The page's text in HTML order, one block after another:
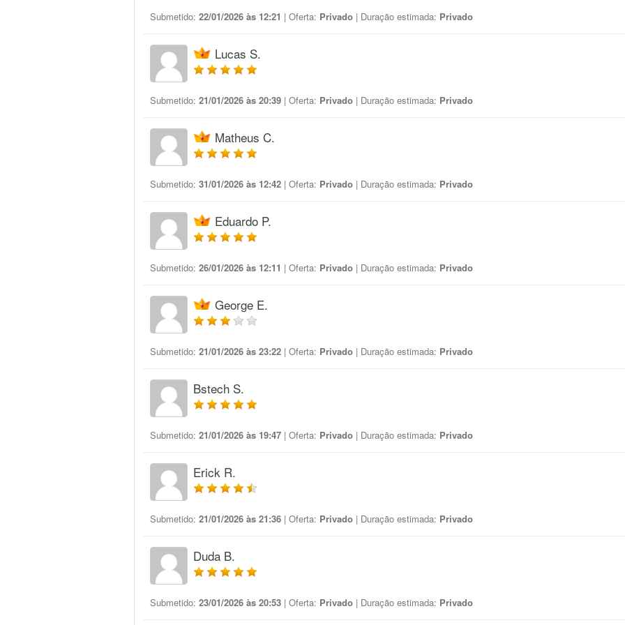
Submetido: 22/01/2026 às 12:21 | Oferta: Privado | Duração estimada: Privado
Lucas S.
Submetido: 21/01/2026 às 20:39 | Oferta: Privado | Duração estimada: Privado
Matheus C.
Submetido: 31/01/2026 às 12:42 | Oferta: Privado | Duração estimada: Privado
Eduardo P.
Submetido: 26/01/2026 às 12:11 | Oferta: Privado | Duração estimada: Privado
George E.
Submetido: 21/01/2026 às 23:22 | Oferta: Privado | Duração estimada: Privado
Bstech S.
Submetido: 21/01/2026 às 19:47 | Oferta: Privado | Duração estimada: Privado
Erick R.
Submetido: 21/01/2026 às 21:36 | Oferta: Privado | Duração estimada: Privado
Duda B.
Submetido: 23/01/2026 às 20:53 | Oferta: Privado | Duração estimada: Privado